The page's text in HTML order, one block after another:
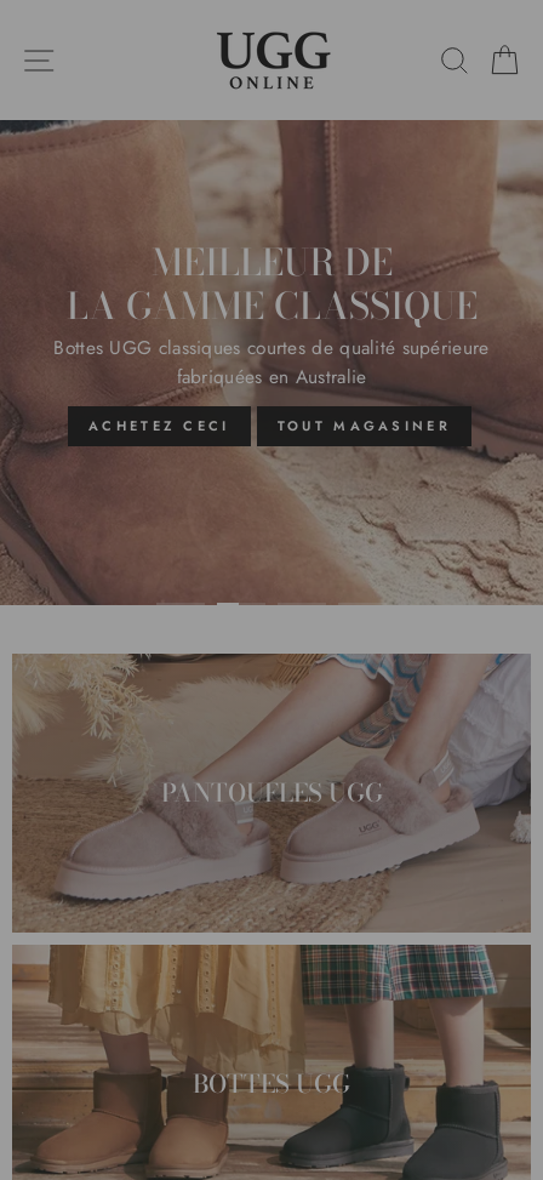
contenu
NAVIGATION SUR LES SITES
UGG
ONLINE
Suspendre
MEILLEUR DE
LA GAMME CLASSIQUE
Bottes UGG classiques courtes de qualité supérieure
fabriquées en Australie
ACHETEZ CECI TOUT MAGASINER
PANTOUFLES UGG
BOTTES UGG